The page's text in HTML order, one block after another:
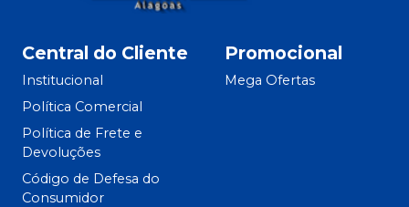
Central do Cliente
Institucional
Política Comercial
Política de Frete e
Devoluções
Código de Defesa do
Consumidor
Promocional
Mega Ofertas